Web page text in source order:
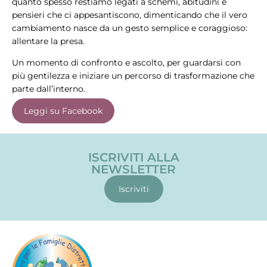
pensieri che ci appesantiscono, dimenticando che il vero
cambiamento nasce da un gesto semplice e coraggioso:
allentare la presa.
Un momento di confronto e ascolto, per guardarsi con
più gentilezza e iniziare un percorso di trasformazione che
parte dall’interno.
Leggi su Facebook
ISCRIVITI ALLA
NEWSLETTER
Iscriviti